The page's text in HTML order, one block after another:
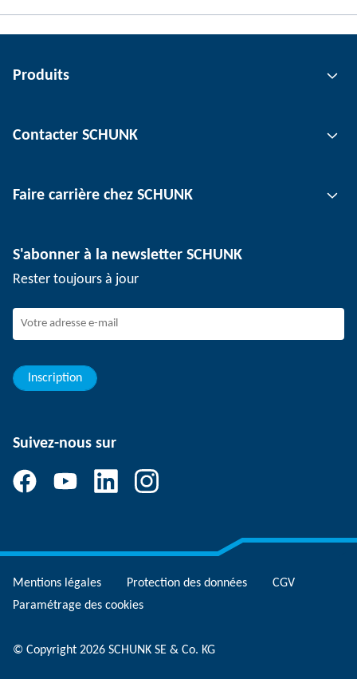
Produits
Technologie d'automatisation
Technologie de serrage de pièce
Contacter SCHUNK
Sites
Événements
Dispositif de signalement SCHUNK
Faire carrière chez SCHUNK
Travailler chez SCHUNK
Jeunes professionnels
Elèves
S'abonner à la newsletter SCHUNK
Rester toujours à jour
Inscription
Suivez-nous sur
Mentions légales Protection des données
CGV
Paramétrage des cookies
© Copyright 2026 SCHUNK SE & Co. KG